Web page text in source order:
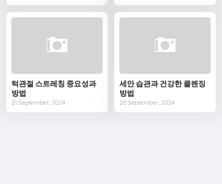
턱관절 스트레칭 중요성과
방법
21 September, 2024
세안 습관과 건강한 클렌징
방법
20 September, 2024